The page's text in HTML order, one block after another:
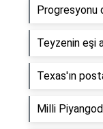
Progresyonu
Teyzenin eşi
Texas'ın
Milli